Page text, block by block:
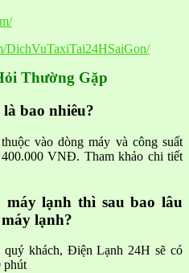
DichVuTaxiTai24HSaiGon/
Thường Gặp
bao nhiêu?
vào dòng máy và công suất
VNĐ. Tham khảo chi tiết
lạnh thì sau bao lâu
lạnh?
khách, Điện Lạnh 24H sẽ có
phút